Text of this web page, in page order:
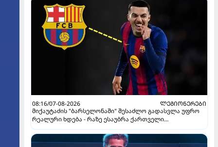
08:16/07-08-2026
ᲚᲔᲒᲘᲝᲜᲔᲠᲔᲑᲘ
მიქაუტაძის "ბარსელონაში" შესაძლო გადასვლა უფრო
რეალური ხდება - რაზე ესაუბრა ქართველი